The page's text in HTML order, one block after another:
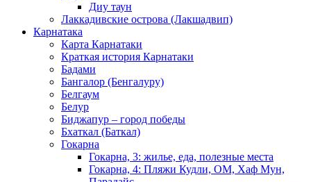
Диу таун
Лаккадивские острова (Лакшадвип)
Карнатака
Карта Карнатаки
Краткая история Карнатаки
Бадами
Бангалор (Бенгалуру)
Белгаум
Белур
Биджапур – город победы
Бхаткал (Баткал)
Гокарна
Гокарна, 3: жилье, еда, полезные места
Гокарна, 4: Пляжи Кудли, ОМ, Хаф Мун,